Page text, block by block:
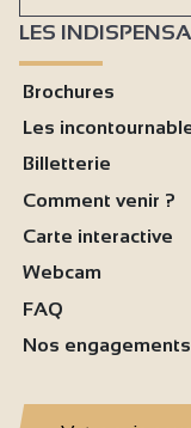
LES
Brochures
Les
Billetterie
Comment venir ?
Carte interactive
Webcam
FAQ
Nos